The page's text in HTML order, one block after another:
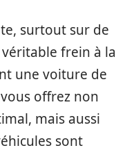
surtout sur de
frein à la
une voiture de
offrez non
mais aussi
sont